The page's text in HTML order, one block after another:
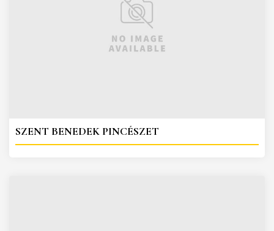
SZENT BENEDEK PINCÉSZET